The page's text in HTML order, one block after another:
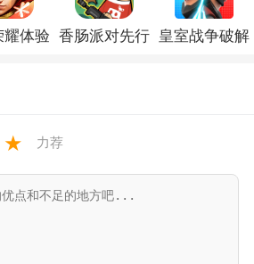
v9.7.10
v11.19.0
耀体验 香肠派对先行 皇室战争破解
★ 力荐